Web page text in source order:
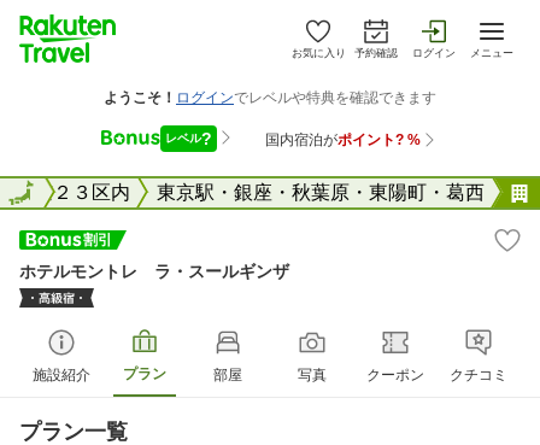
お気に入り 予約確認 ログイン メニュー
東京２３区内 東京駅・銀座・秋葉原・東陽町・葛西
全国
ホテルモントレ ラ・スールギンザ
施設紹介 プラン 部屋 写真 クーポン クチコミ
プラン一覧